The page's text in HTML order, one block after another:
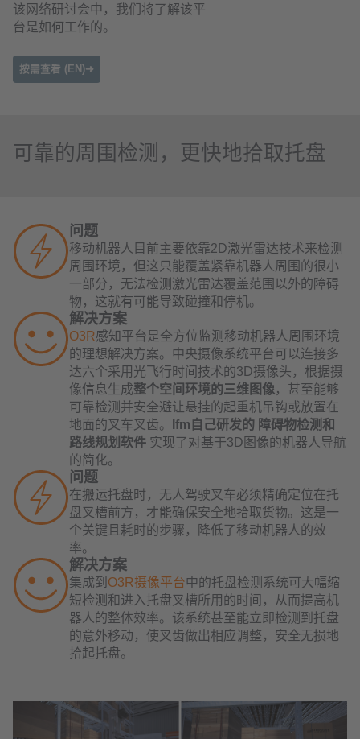
该网络研讨会中，我们将了解该平
台是如何工作的。
按需查看 (EN)➜
可靠的周围检测，更快地拾取托盘
问题
移动机器人目前主要依靠2D激光雷达技术来检测
周围环境，但这只能覆盖紧靠机器人周围的很小
一部分，无法检测激光雷达覆盖范围以外的障碍
物，这就有可能导致碰撞和停机。
解决方案
O3R感知平台是全方位监测移动机器人周围环境
的理想解决方案。中央摄像系统平台可以连接多
达六个采用光飞行时间技术的3D摄像头，根据摄
像信息生成整个空间环境的三维图像 ，甚至能够
可靠检测并安全避让悬挂的起重机吊钩或放置在
地面的叉车叉齿。
Ifm自己研发的 障碍物检测和
路线规划软件 实现了对基于3D图像的机器人导航
的简化。
问题
在搬运托盘时，无人驾驶叉车必须精确定位在托
盘叉槽前方，才能确保安全地拾取货物。这是一
个关键且耗时的步骤，降低了移动机器人的效
率。
解决方案
集成到 O3R摄像平台中的托盘检测系统可大幅缩
短检测和进入托盘叉槽所用的时间，从而提高机
器人的整体效率。该系统甚至能立即检测到托盘
的意外移动，使叉齿做出相应调整，安全无损地
拾起托盘。